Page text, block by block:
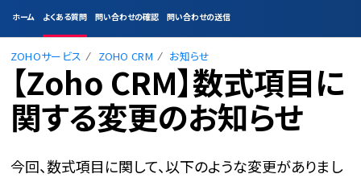
ホーム よくある質問 問い合わせの確認 問い合わせの送信
ZOHOサービス ZOHO CRM お知らせ
【Zoho CRM】数式項目に
関する変更のお知らせ
今回、数式項目に関して、以下のような変更がありまし